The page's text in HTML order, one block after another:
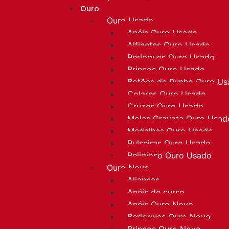
Ouro
Ouro Usado
Anéis Ouro Usado
Alfinetes Ouro Usado
Berloques Ouro Usado
Brincos Ouro Usado
Botões de Punho Ouro
Colares Ouro Usado
Cruzes Ouro Usado
Molas Gravata Ouro
Medalhas Ouro Usado
Pulseiras Ouro Usado
Religioso Ouro Usado
Ouro Novo
Alianças
Anéis de curso
Anéis Ouro Novo
Berloques Ouro Novo